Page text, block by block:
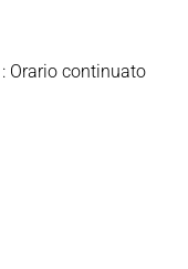
Orario continuato